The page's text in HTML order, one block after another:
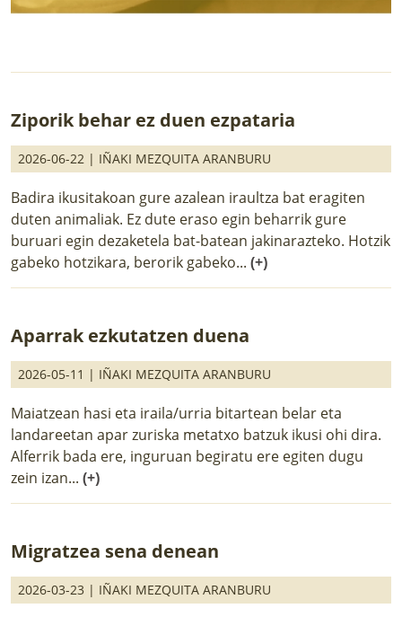
Ziporik behar ez duen ezpataria
2026-06-22 | IÑAKI MEZQUITA ARANBURU
Badira ikusitakoan gure azalean iraultza bat eragiten
duten animaliak. Ez dute eraso egin beharrik gure
buruari egin dezaketela bat-batean jakinarazteko. Hotzik
gabeko hotzikara, berorik gabeko... (+)
Aparrak ezkutatzen duena
2026-05-11 | IÑAKI MEZQUITA ARANBURU
Maiatzean hasi eta iraila/urria bitartean belar eta
landareetan apar zuriska metatxo batzuk ikusi ohi dira.
Alferrik bada ere, inguruan begiratu ere egiten dugu
zein izan... (+)
Migratzea sena denean
2026-03-23 | IÑAKI MEZQUITA ARANBURU